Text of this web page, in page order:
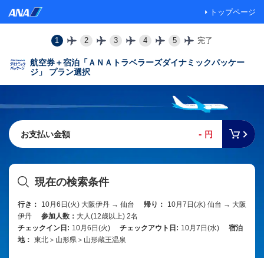
トップページ
1 2 3 4 5 完了
航空券＋宿泊「ＡＮＡトラベラーズダイナミックパッケー
ジ」 プラン選択
お支払い金額 - 円
現在の検索条件
行き： 10月6日(火) 大阪伊丹 → 仙台 帰り：
10月7日(水) 仙台 → 大阪
伊丹
参加人数： 大人(12歳以上) 2名
チェックイン日: 10月6日(火) チェックアウト日: 10月7日(水)
宿泊
地： 東北＞山形県＞山形蔵王温泉